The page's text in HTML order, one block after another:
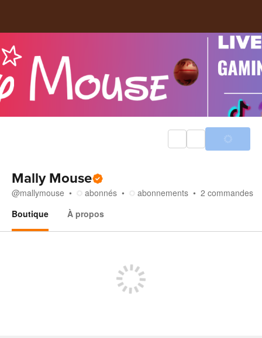
Mally Mouse
@mallymouse abonnés abonnements 2 commandes
Boutique
À propos